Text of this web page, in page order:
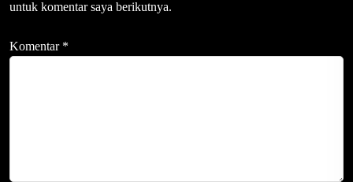
untuk komentar saya berikutnya.
Komentar *